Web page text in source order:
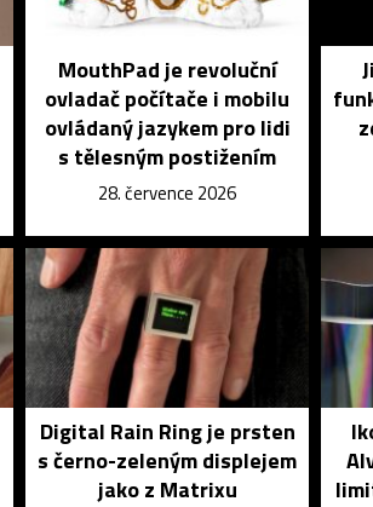
MouthPad je revoluční
ovladač počítače i mobilu
ovládaný jazykem pro lidi
s tělesným postižením
28. července 2026
Digital Rain Ring je prsten
s černo-zeleným displejem
jako z Matrixu